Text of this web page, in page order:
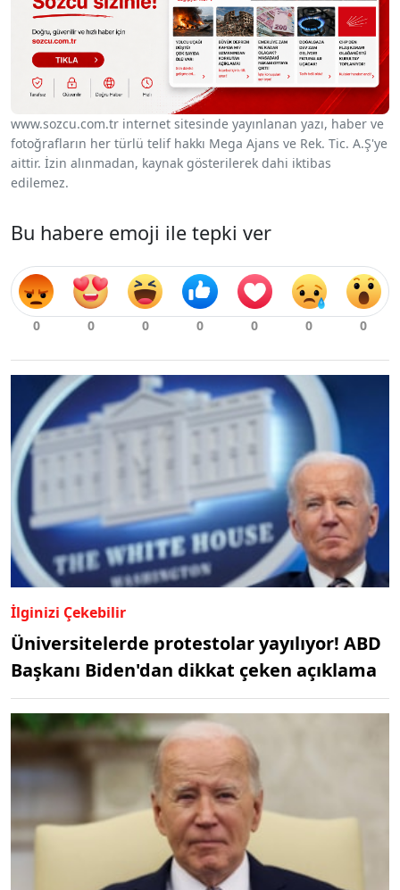
www.sozcu.com.tr internet sitesinde yayınlanan yazı, haber ve
fotoğrafların her türlü telif hakkı Mega Ajans ve Rek. Tic. A.Ş'ye
aittir. İzin alınmadan, kaynak gösterilerek dahi iktibas
edilemez.
Bu habere emoji ile tepki ver
İlginizi Çekebilir
Üniversitelerde protestolar yayılıyor! ABD
Başkanı Biden'dan dikkat çeken açıklama